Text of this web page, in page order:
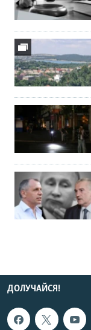
ДОЛУЧАЙСЯ!